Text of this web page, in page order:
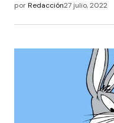
porRedacción27 julio, 2022